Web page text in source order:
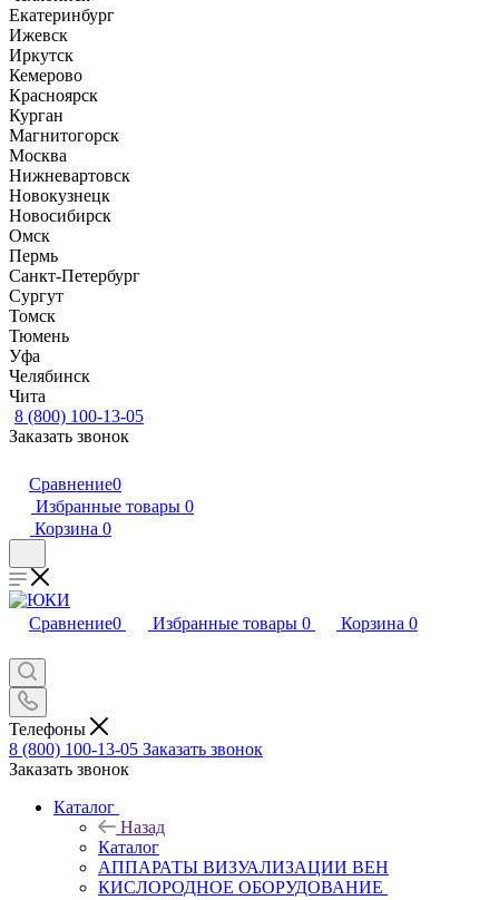
Екатеринбург
Ижевск
Иркутск
Кемерово
Красноярск
Курган
Магнитогорск
Москва
Нижневартовск
Новокузнецк
Новосибирск
Омск
Пермь
Санкт-Петербург
Сургут
Томск
Тюмень
Уфа
Челябинск
Чита
8 (800) 100-13-05
Заказать звонок
Сравнение0
Избранные товары 0
Корзина 0
Сравнение0 Избранные товары 0 Корзина 0
Телефоны
8 (800) 100-13-05 Заказать звонок
Заказать звонок
Каталог
Назад
Каталог
АППАРАТЫ ВИЗУАЛИЗАЦИИ ВЕН
КИСЛОРОДНОЕ ОБОРУДОВАНИЕ